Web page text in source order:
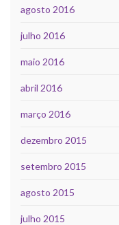
agosto 2016
julho 2016
maio 2016
abril 2016
março 2016
dezembro 2015
setembro 2015
agosto 2015
julho 2015